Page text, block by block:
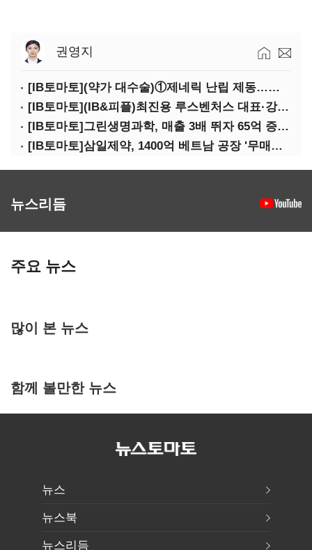
권영지
[IB토마토](약가 대수술)①제네릭 난립 제동…중소 제약사 수익성 비상
[IB토마토](IB&피플)최진용 루스벤처스 대표·강승순 이사
[IB토마토]그린생명과학, 매출 3배 뛰자 65억 증설…상위 2곳 의존도 82%
[IB토마토]삼일제약, 1400억 베트남 공장 '무매출'…한계기업 편입 위기
뉴스리듬
주요 뉴스
많이 본 뉴스
함께 볼만한 뉴스
뉴스
뉴스북
뉴스리듬